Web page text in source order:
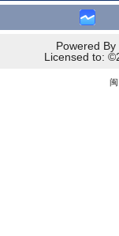
Powered
Licensed to: